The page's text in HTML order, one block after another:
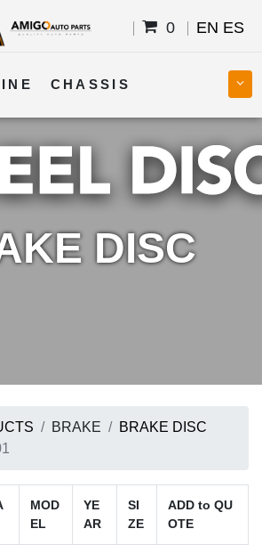
0 EN ES
CHASSIS
BODY
FUEL ELECTRICAL
DISC
BRAKE
BRAKE DISC
MOD
EL
YE
AR
SI
ZE
ADD to QU
OTE